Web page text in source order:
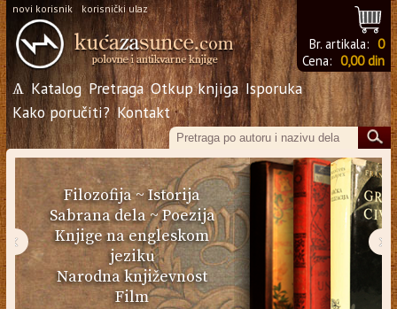
novi korisnik korisnički ulaz
Br. artikala: 0
Cena: 0,00 din
Ѧ Katalog Pretraga Otkup knjiga Isporuka
Kako poručiti? Kontakt
Filozofija~Istorija
Sabrana dela~Poezija
Knjige na engleskom
jeziku
Narodna književnost
Film
‹ ›